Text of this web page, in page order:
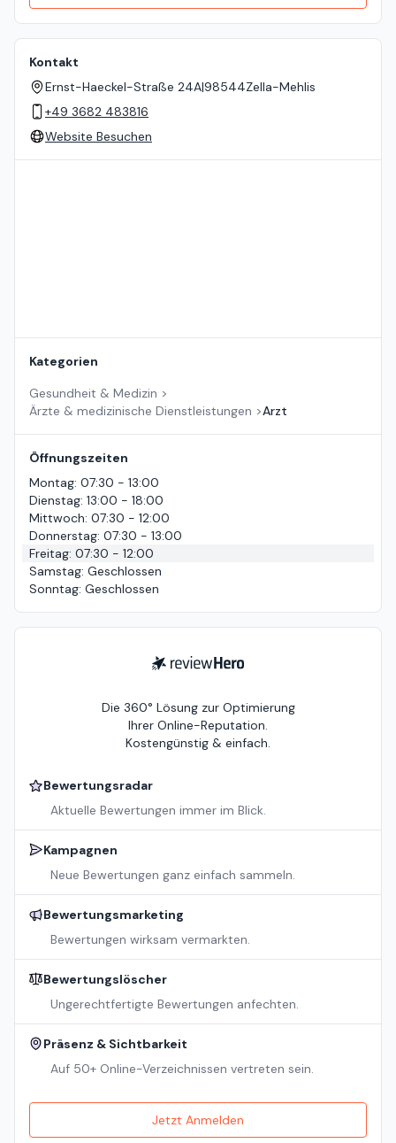
Kontakt
Ernst-Haeckel-Straße 24A|98544Zella-Mehlis
+49 3682 483816
Website Besuchen
Kategorien
Gesundheit & Medizin >
Ärzte & medizinische Dienstleistungen >Arzt
Öffnungszeiten
Montag: 07:30 - 13:00
Dienstag: 13:00 - 18:00
Mittwoch: 07:30 - 12:00
Donnerstag: 07:30 - 13:00
Freitag: 07:30 - 12:00
Samstag: Geschlossen
Sonntag: Geschlossen
ReviewHero
Die 360° Lösung zur Optimierung
Ihrer Online-Reputation.
Kostengünstig & einfach.
Bewertungsradar
Aktuelle Bewertungen immer im Blick.
Kampagnen
Neue Bewertungen ganz einfach sammeln.
Bewertungsmarketing
Bewertungen wirksam vermarkten.
Bewertungslöscher
Ungerechtfertigte Bewertungen anfechten.
Präsenz & Sichtbarkeit
Auf 50+ Online-Verzeichnissen vertreten sein.
Jetzt Anmelden